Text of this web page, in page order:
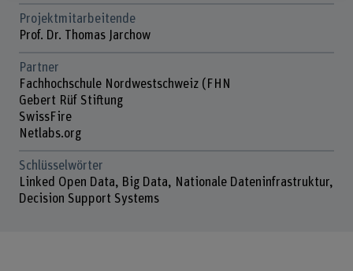
Projektmitarbeitende
Prof. Dr. Thomas Jarchow
Partner
Fachhochschule Nordwestschweiz (FHN
Gebert Rüf Stiftung
SwissFire
Netlabs.org
Schlüsselwörter
Linked Open Data, Big Data, Nationale Dateninfrastruktur,
Decision Support Systems